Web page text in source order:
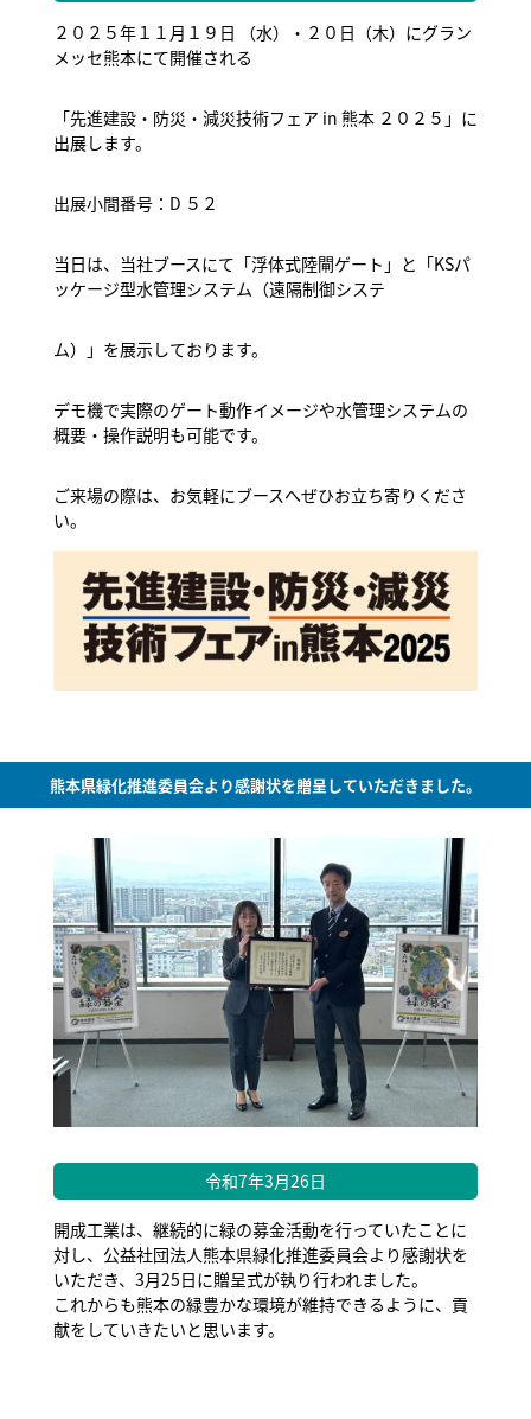
２０２５年１１月１９日 （水）・２０日（木）にグラン
メッセ熊本にて開催される
「先進建設・防災・減災技術フェア in 熊本 ２０２５」に
出展します。
出展小間番号：D ５２
当日は、当社ブースにて「浮体式陸閘ゲート」と「KSパ
ッケージ型水管理システム（遠隔制御システ
ム）」を展示しております。
デモ機で実際のゲート動作イメージや水管理システムの
概要・操作説明も可能です。
ご来場の際は、お気軽にブースへぜひお立ち寄りくださ
い。
熊本県緑化推進委員会より感謝状を贈呈していただきました。
令和7年3月26日
開成工業は、継続的に緑の募金活動を行っていたことに
対し、公益社団法人熊本県緑化推進委員会より感謝状を
いただき、3月25日に贈呈式が執り行われました。
これからも熊本の緑豊かな環境が維持できるように、貢
献をしていきたいと思います。